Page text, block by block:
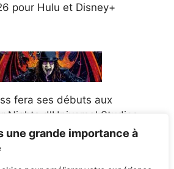
une grande importance à
pour Hulu et Disney+
fera ses débuts aux
Nights d'Universal Studios